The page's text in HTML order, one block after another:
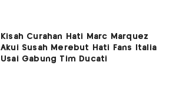
Kisah Curahan Hati Marc Marquez
Akui Susah Merebut Hati Fans Italia
Usai Gabung Tim Ducati